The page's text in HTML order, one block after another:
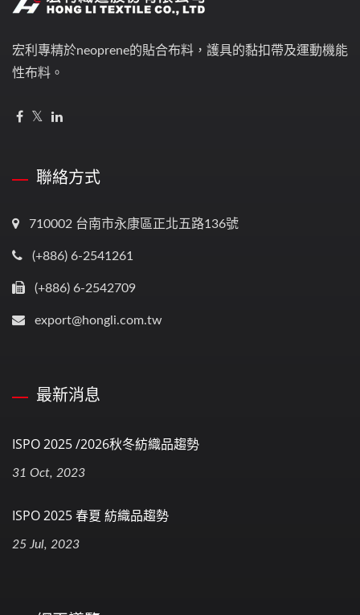
宏利專精於neoprene的貼合布料，護具的黏扣帶及運動機能
性布料。
聯絡方式
710002 台南市永康區正北五路136號
(+886) 6-2541261
(+886) 6-2542709
export@hongli.com.tw
最新消息
ISPO 2025 /2026秋冬紡織品趨勢
31 Oct, 2023
ISPO 2025 春夏 紡織品趨勢
25 Jul, 2023